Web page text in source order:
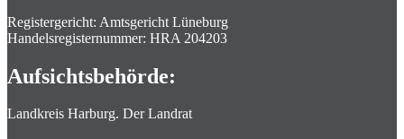
Registergericht: Amtsgericht Lüneburg
Handelsregisternummer: HRA 204203
Aufsichtsbehörde:
Landkreis Harburg. Der Landrat